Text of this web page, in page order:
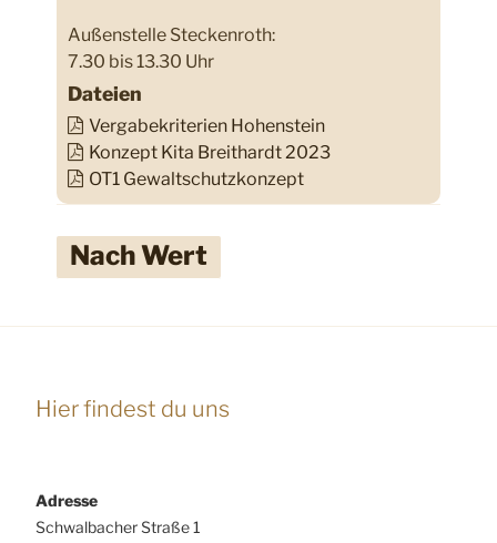
Außenstelle Steckenroth:
7.30 bis 13.30 Uhr
Dateien
Vergabekriterien Hohenstein
Konzept Kita Breithardt 2023
OT1 Gewaltschutzkonzept
Nach Wert
Hier findest du uns
Adresse
Schwalbacher Straße 1